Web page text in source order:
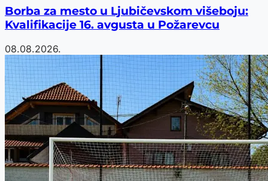
Borba za mesto u Ljubičevskom višeboju:
Kvalifikacije 16. avgusta u Požarevcu
08.08.2026.